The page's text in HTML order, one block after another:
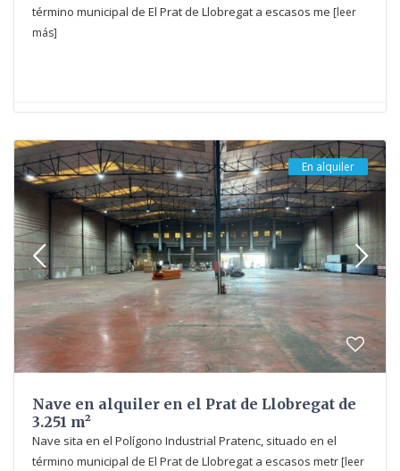
término municipal de El Prat de Llobregat a escasos me [leer
más]
En alquiler
Nave en alquiler en el Prat de Llobregat de
3.251 m²
Nave sita en el Polígono Industrial Pratenc, situado en el
término municipal de El Prat de Llobregat a escasos metr [leer